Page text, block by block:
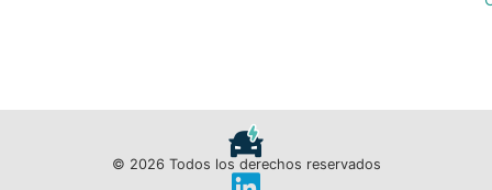
© 2026 Todos los derechos reservados